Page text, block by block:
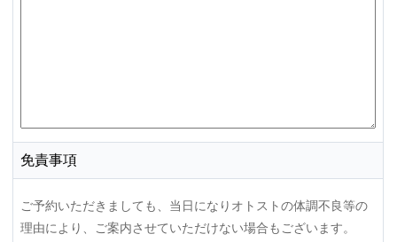
免責事項
ご予約いただきましても、当日になりオトストの体調不良等の
理由により、ご案内させていただけない場合もございます。